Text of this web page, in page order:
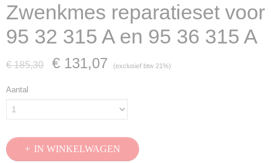
Zwenkmes reparatieset voor
95 32 315 A en 95 36 315 A
€ 185,30 € 131,07 (exclusief btw 21%)
Aantal
IN WINKELWAGEN